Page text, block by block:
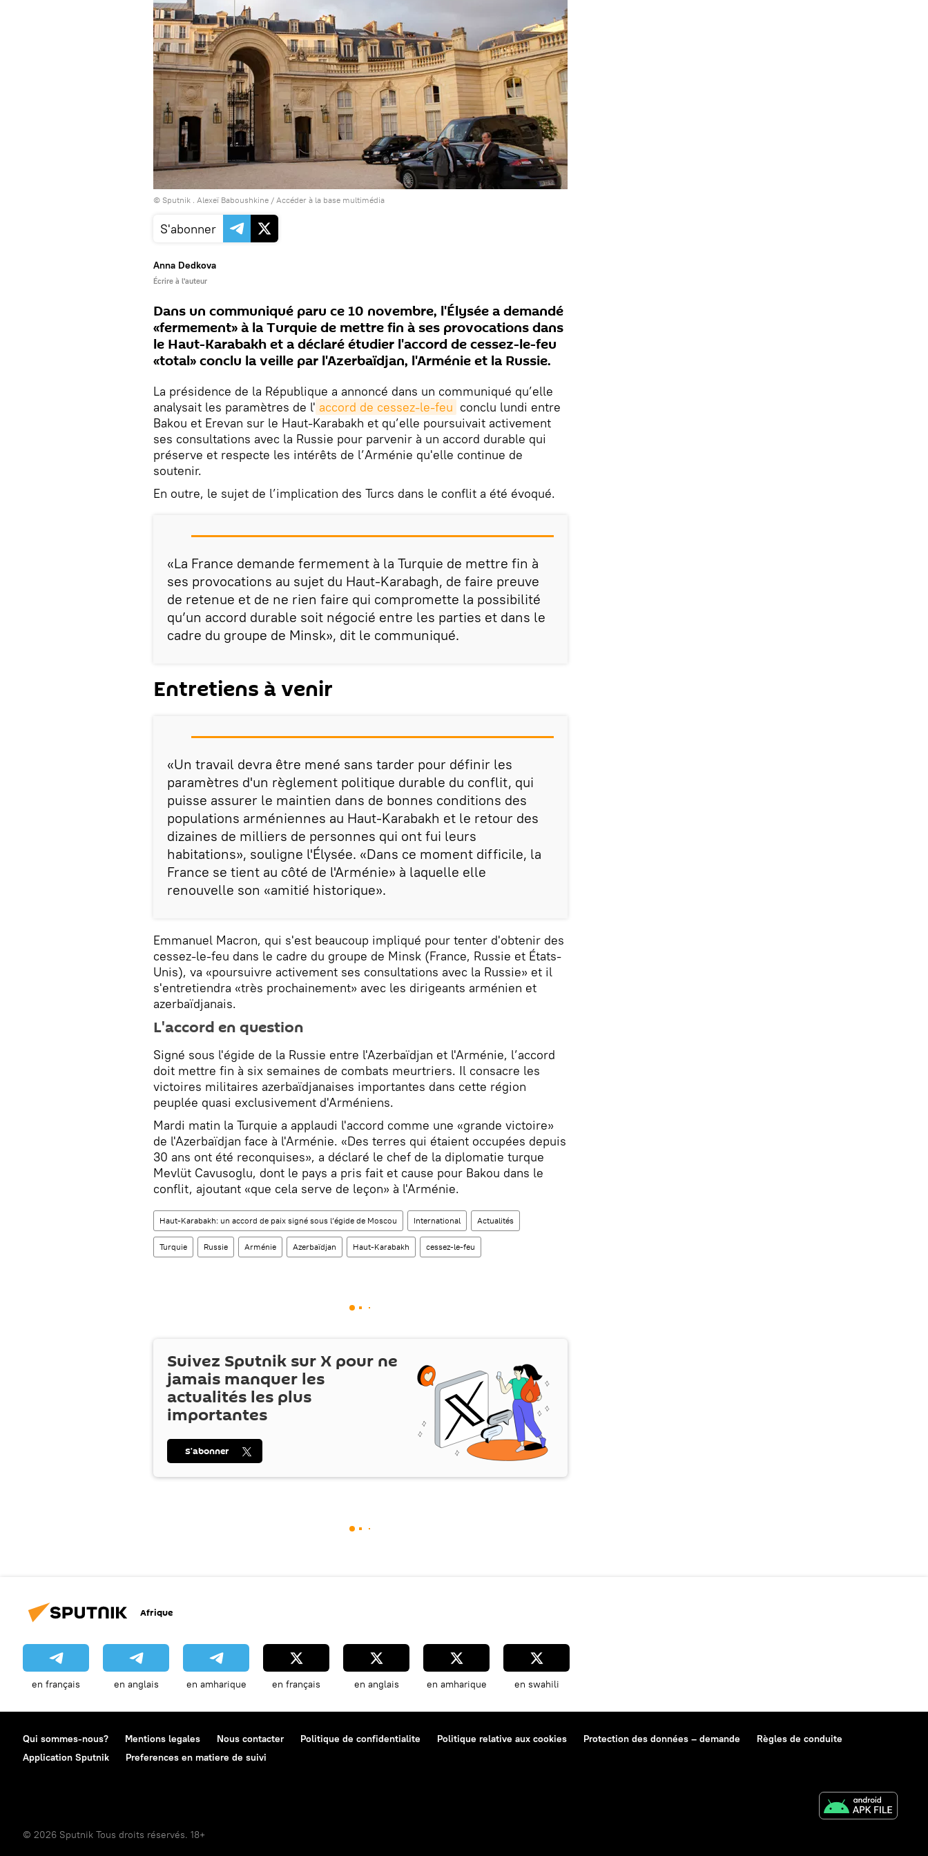
© Sputnik . Alexeï Baboushkine / Accéder à la base multimédia
S'abonner
Anna Dedkova
Écrire à l'auteur
Dans un communiqué paru ce 10 novembre, l'Élysée a demandé
«fermement» à la Turquie de mettre fin à ses provocations dans
le Haut-Karabakh et a déclaré étudier l'accord de cessez-le-feu
«total» conclu la veille par l'Azerbaïdjan, l'Arménie et la Russie.
La présidence de la République a annoncé dans un communiqué qu’elle
analysait les paramètres de l' accord de cessez-le-feu conclu lundi entre
Bakou et Erevan sur le Haut-Karabakh et qu’elle poursuivait activement
ses consultations avec la Russie pour parvenir à un accord durable qui
préserve et respecte les intérêts de l’Arménie qu'elle continue de
soutenir.
En outre, le sujet de l’implication des Turcs dans le conflit a été évoqué.
«La France demande fermement à la Turquie de mettre fin à
ses provocations au sujet du Haut-Karabagh, de faire preuve
de retenue et de ne rien faire qui compromette la possibilité
qu’un accord durable soit négocié entre les parties et dans le
cadre du groupe de Minsk», dit le communiqué.
Entretiens à venir
«Un travail devra être mené sans tarder pour définir les
paramètres d'un règlement politique durable du conflit, qui
puisse assurer le maintien dans de bonnes conditions des
populations arméniennes au Haut-Karabakh et le retour des
dizaines de milliers de personnes qui ont fui leurs
habitations», souligne l'Élysée. «Dans ce moment difficile, la
France se tient au côté de l'Arménie» à laquelle elle
renouvelle son «amitié historique».
Emmanuel Macron, qui s'est beaucoup impliqué pour tenter d'obtenir des
cessez-le-feu dans le cadre du groupe de Minsk (France, Russie et États-
Unis), va «poursuivre activement ses consultations avec la Russie» et il
s'entretiendra «très prochainement» avec les dirigeants arménien et
azerbaïdjanais.
L'accord en question
Signé sous l'égide de la Russie entre l'Azerbaïdjan et l'Arménie, l’accord
doit mettre fin à six semaines de combats meurtriers. Il consacre les
victoires militaires azerbaïdjanaises importantes dans cette région
peuplée quasi exclusivement d'Arméniens.
Mardi matin la Turquie a applaudi l'accord comme une «grande victoire»
de l'Azerbaïdjan face à l'Arménie. «Des terres qui étaient occupées depuis
30 ans ont été reconquises», a déclaré le chef de la diplomatie turque
Mevlüt Cavusoglu, dont le pays a pris fait et cause pour Bakou dans le
conflit, ajoutant «que cela serve de leçon» à l'Arménie.
Haut-Karabakh: un accord de paix signé sous l’égide de Moscou International Actualités
Turquie Russie Arménie Azerbaïdjan Haut-Karabakh cessez-le-feu
Suivez Sputnik surX pour ne
jamais manquer les
actualités les plus
importantes
S’abonner
Afrique
en français en anglais en amharique en français en anglais en amharique en swahili
Qui sommes-nous? Mentions legales Nous contacter Politique de confidentialite Politique relative aux cookies Protection des données – demande
Règles de conduite
Application Sputnik
Preferences en matiere de suivi
© 2026 Sputnik Tous droits réservés. 18+